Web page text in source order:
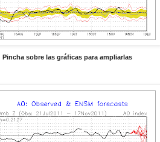
Pincha sobre las gráficas para ampliarlas